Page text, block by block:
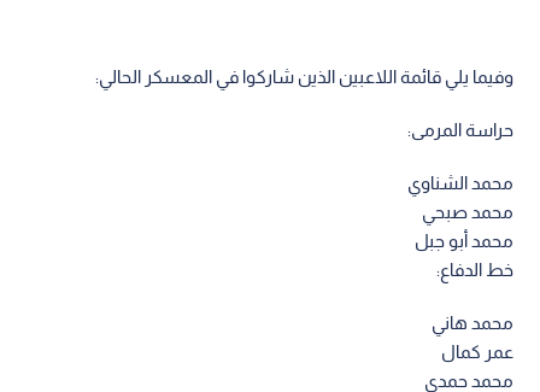
وفيما يلي قائمة اللاعبين الذين شاركوا في المعسكر الحالي:
حراسة المرمى:
محمد الشناوي
محمد صبحي
محمد أبو جبل
خط الدفاع:
محمد هاني
عمر كمال
محمد حمدي